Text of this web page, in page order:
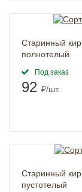
Старинный
полнотелый
Под заказ
92 ₽/шт.
Старинный
пустотелый